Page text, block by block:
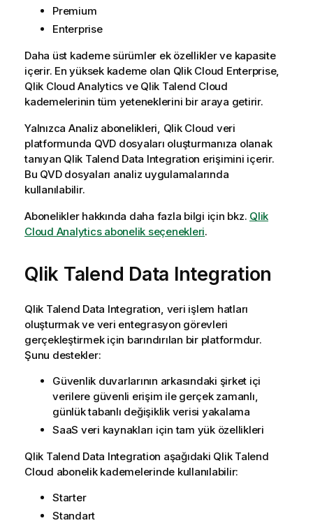
Premium
Enterprise
Daha üst kademe sürümler ek özellikler ve kapasite
içerir. En yüksek kademe olan Qlik Cloud Enterprise,
Qlik Cloud Analytics ve Qlik Talend Cloud
kademelerinin tüm yeteneklerini bir araya getirir.
Yalnızca Analiz abonelikleri, Qlik Cloud veri
platformunda QVD dosyaları oluşturmanıza olanak
tanıyan Qlik Talend Data Integration erişimini içerir.
Bu QVD dosyaları analiz uygulamalarında
kullanılabilir.
Abonelikler hakkında daha fazla bilgi için bkz. Qlik
Cloud Analytics abonelik seçenekleri.
Qlik Talend Data Integration
Qlik Talend Data Integration, veri işlem hatları
oluşturmak ve veri entegrasyon görevleri
gerçekleştirmek için barındırılan bir platformdur.
Şunu destekler:
Güvenlik duvarlarının arkasındaki şirket içi
verilere güvenli erişim ile gerçek zamanlı,
günlük tabanlı değişiklik verisi yakalama
SaaS veri kaynakları için tam yük özellikleri
Qlik Talend Data Integration aşağıdaki Qlik Talend
Cloud abonelik kademelerinde kullanılabilir:
Starter
Standart